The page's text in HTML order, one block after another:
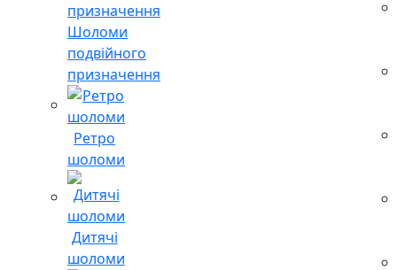
Шоломи
подвійного
призначення
Ретро
шоломи
Дитячі
шоломи